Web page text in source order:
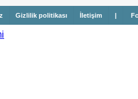
Gizlilik politikası İletişim |